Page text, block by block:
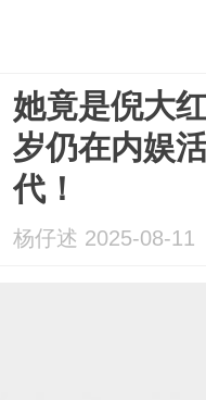
她竟是倪大
岁仍在内娱
代！
杨仔述 2025-08-11